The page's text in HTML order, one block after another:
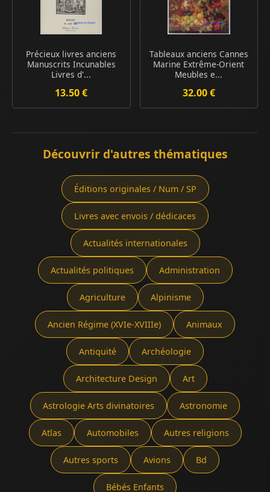
Précieux livres anciens
Manuscrits Incunables
Livres d'...
13.50 €
Tableaux anciens Cannes
Marine Extrême-Orient
Meubles e...
32.00 €
Découvrir d'autres thématiques
Éditions originales / Num / SP
Livres avec envois / dédicaces
Actualités internationales
Actualités politiques Administration
Agriculture Alpinisme
Ancien Régime (XVIe-XVIIIe) Animaux
Antiquité Archéologie
Architecture Design Art
Astrologie Arts divinatoires Astronomie
Atlas Automobiles Autres religions
Autres sports Avions Bd
Bébés Enfants